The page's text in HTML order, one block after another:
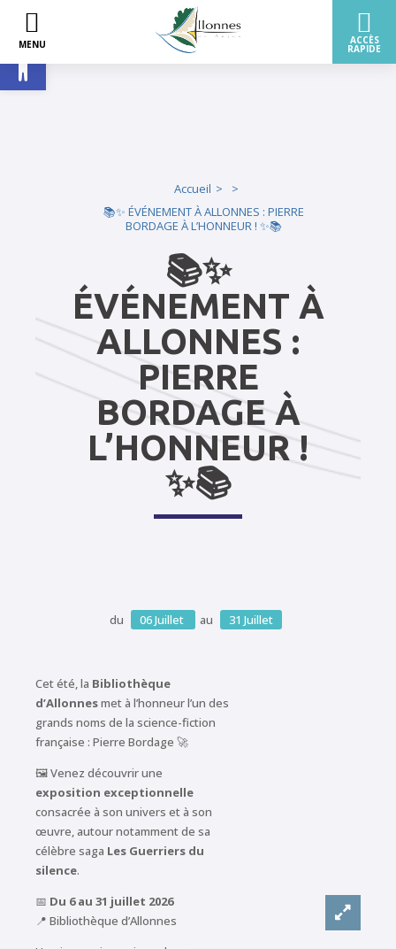
Ouvrir la barre d’outils
Accueil
📚✨ ÉVÉNEMENT À ALLONNES : PIERRE
BORDAGE À L’HONNEUR ! ✨📚
📚✨
ÉVÉNEMENT À
ALLONNES :
PIERRE
BORDAGE À
L’HONNEUR !
✨📚
du 06Juillet au 31 Juillet
Cet été, la Bibliothèque
d’Allonnesmet à l’honneur l’un des
grands noms de la science-fiction
française : Pierre Bordage 🚀
🖼️ Venez découvrir une
exposition exceptionnelle
consacrée à son univers et à son
œuvre, autour notamment de sa
célèbre saga Les Guerriers du
silence.
📅 Du 6 au 31 juillet 2026
📍 Bibliothèque d’Allonnes